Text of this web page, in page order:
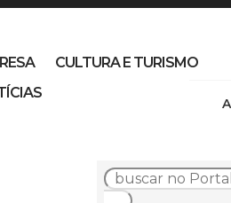
CULTURA E TURISMO